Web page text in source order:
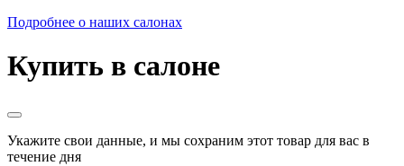
Подробнее о наших салонах
Купить в салоне
Укажите свои данные, и мы сохраним этот товар для вас в
течение дня